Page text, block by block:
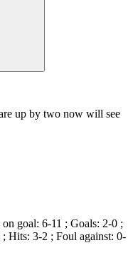
up by two now will see
goal: 6-11 ; Goals: 2-0 ;
Hits: 3-2 ; Foul against: 0-